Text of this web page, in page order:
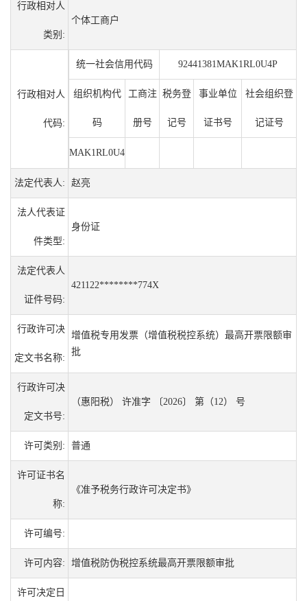
行政相对人
类别:
个体工商户
行政相对人
代码:
统一社会信用代码 92441381MAK1RL0U4P
组织机构代
码
工商注
册号
税务登
记号
事业单位
证书号
社会组织登
记证号
MAK1RL0U4
法定代表人: 赵亮
法人代表证
件类型:
身份证
法定代表人
证件号码:
421122********774X
行政许可决
定文书名称:
增值税专用发票（增值税税控系统）最高开票限额审
批
行政许可决
定文书号:
（惠阳税） 许准字 〔2026〕 第（12） 号
许可类别: 普通
许可证书名
称:
《准予税务行政许可决定书》
许可编号:
许可内容: 增值税防伪税控系统最高开票限额审批
许可决定日